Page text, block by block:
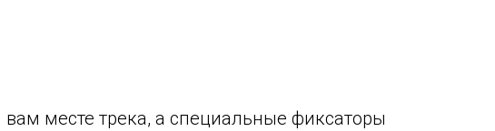
месте трека, а специальные фиксаторы